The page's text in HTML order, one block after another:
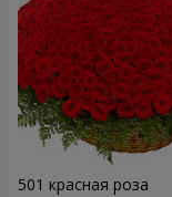
501 красная роза